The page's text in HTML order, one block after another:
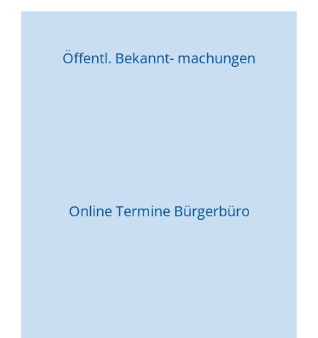
Öffentl. Bekannt- machungen
Online Termine Bürgerbüro